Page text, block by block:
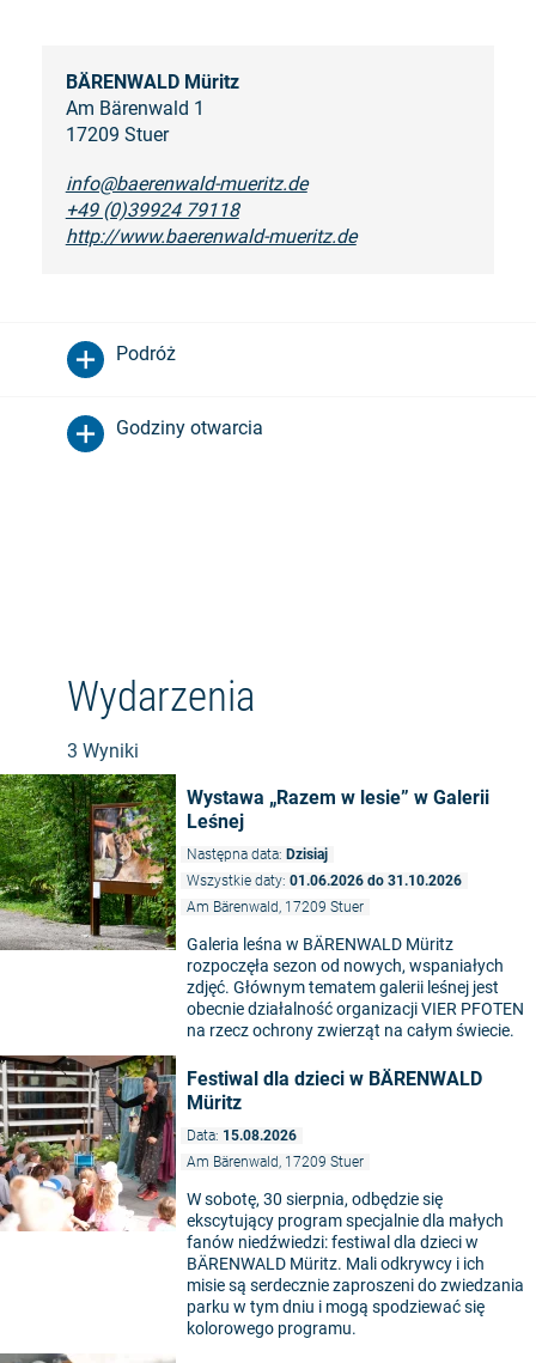
BÄRENWALD Müritz
Am Bärenwald 1
17209 Stuer
info@baerenwald-mueritz.de
+49 (0)39924 79118
http://www.baerenwald-mueritz.de
Podróż
Godziny otwarcia
Wydarzenia
3 Wyniki
Wystawa „Razem w lesie” w Galerii
Leśnej
Następna data: Dzisiaj
Wszystkie daty: 01.06.2026 do 31.10.2026
Am Bärenwald, 17209 Stuer
Galeria leśna w BÄRENWALD Müritz
rozpoczęła sezon od nowych, wspaniałych
zdjęć. Głównym tematem galerii leśnej jest
obecnie działalność organizacji VIER PFOTEN
na rzecz ochrony zwierząt na całym świecie.
Festiwal dla dzieci w BÄRENWALD
Müritz
Data: 15.08.2026
Am Bärenwald, 17209 Stuer
W sobotę, 30 sierpnia, odbędzie się
ekscytujący program specjalnie dla małych
fanów niedźwiedzi: festiwal dla dzieci w
BÄRENWALD Müritz. Mali odkrywcy i ich
misie są serdecznie zaproszeni do zwiedzania
parku w tym dniu i mogą spodziewać się
kolorowego programu.